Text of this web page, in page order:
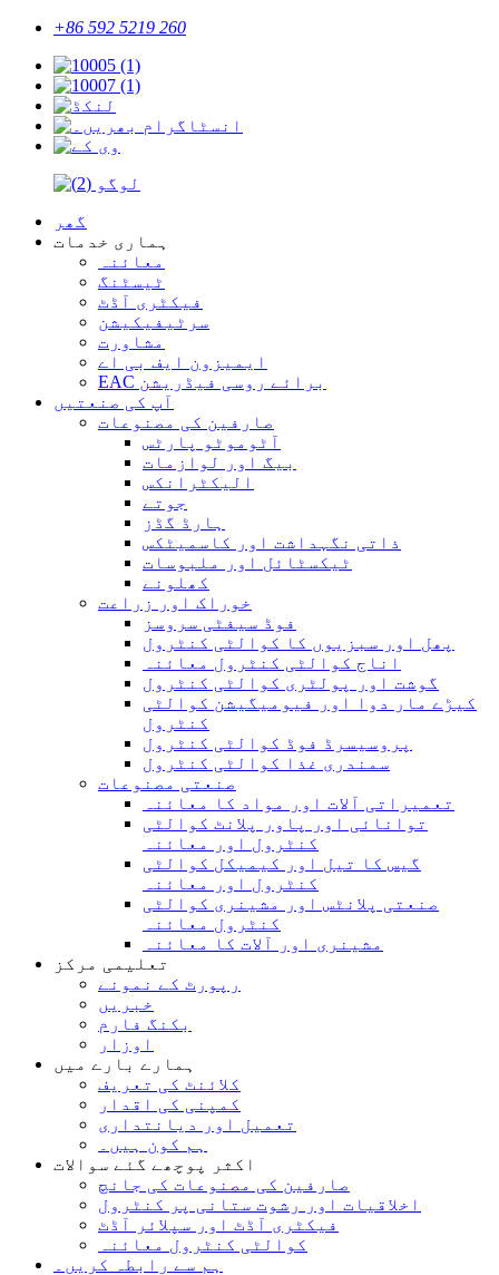
+86 592 5219 260
گھر
ہماری خدمات
معائنہ
ٹیسٹنگ
فیکٹری آڈٹ
سرٹیفیکیشن
مشاورت
ایمیزون ایف بی اے
EAC برائے روسی فیڈریشن
آپ کی صنعتیں
صارفین کی مصنوعات
آٹوموٹو پارٹس
بیگ اور لوازمات
الیکٹرانکس
جوتے
ہارڈ گڈز
ذاتی نگہداشت اور کاسمیٹکس
ٹیکسٹائل اور ملبوسات
کھلونے
خوراک اور زراعت
فوڈ سیفٹی سروسز
پھل اور سبزیوں کا کوالٹی کنٹرول
اناج کوالٹی کنٹرول معائنہ
گوشت اور پولٹری کوالٹی کنٹرول
کیڑے مار دوا اور فیومیگیشن کوالٹی
کنٹرول
پروسیسرڈ فوڈ کوالٹی کنٹرول
سمندری غذا کوالٹی کنٹرول
صنعتی مصنوعات
تعمیراتی آلات اور مواد کا معائنہ
توانائی اور پاور پلانٹ کوالٹی
کنٹرول اور معائنہ
گیس کا تیل اور کیمیکل کوالٹی
کنٹرول اور معائنہ
صنعتی پلانٹس اور مشینری کوالٹی
کنٹرول معائنہ
مشینری اور آلات کا معائنہ
تعلیمی مرکز
رپورٹ کے نمونے
خبریں
بکنگ فارم
اوزار
ہمارے بارے میں
کلائنٹ کی تعریف
کمپنی کی اقدار
تعمیل اور دیانتداری
ہم کون ہیں۔
اکثر پوچھے گئے سوالات
صارفین کی مصنوعات کی جانچ
اخلاقیات اور رشوت ستانی پر کنٹرول
فیکٹری آڈٹ اور سپلائر آڈٹ
کوالٹی کنٹرول معائنہ
ہم سے رابطہ کریں۔